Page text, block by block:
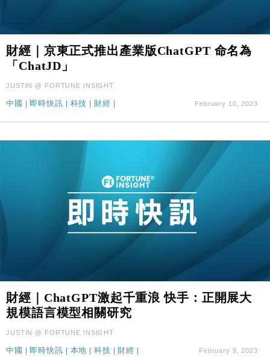
財經｜京東正式推出產業版ChatGPT 命名為
「ChatJD」
JUSTIN @ FORTUNE INSIGHT
中國 | 即時快訊 | 科技 | 財經 | February 10, 2023
財經｜ChatGPT激起千重浪 快手：正開展大
規模語言模型相關研究
JUSTIN @ FORTUNE INSIGHT
中國 即時快訊 本地 科技 財經 February 9, 2023